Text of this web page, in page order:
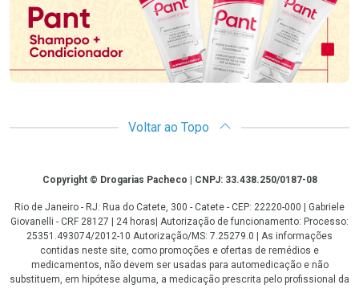
Voltar ao Topo
CopyrightCopyright © Drogarias Pacheco | CNPJ: 33.438.250/0187-08
Rio de Janeiro - RJ: Rua do Catete, 300 - Catete - CEP: 22220-000 | Gabriele
Giovanelli - CRF 28127 | 24 horas| Autorização de funcionamento: Processo:
25351.493074/2012-10 Autorização/MS: 7.25279.0 | As informações
contidas neste site, como promoções e ofertas de remédios e
medicamentos, não devem ser usadas para automedicação e não
substituem, em hipótese alguma, a medicação prescrita pelo profissional da